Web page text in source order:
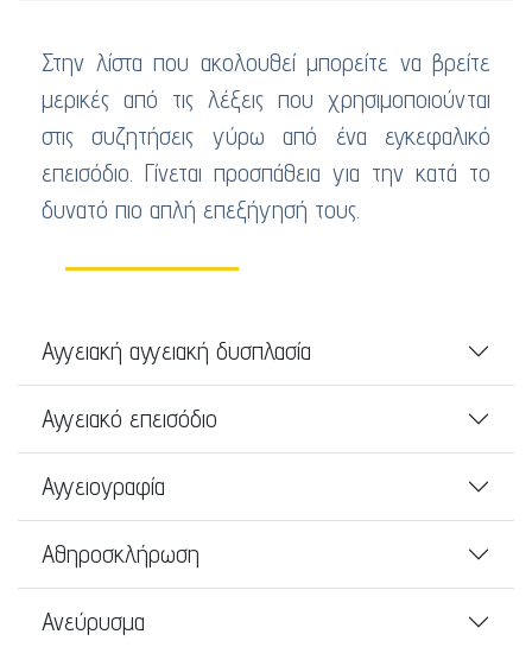
Στην λίστα που ακολουθεί μπορείτε να βρείτε
μερικές από τις λέξεις που χρησιμοποιούνται
στις συζητήσεις γύρω από ένα εγκεφαλικό
επεισόδιο. Γίνεται προσπάθεια για την κατά το
δυνατό πιο απλή επεξήγησή τους.
Αγγειακή αγγειακή δυσπλασία
Αγγειακό επεισόδιο
Αγγειογραφία
Αθηροσκλήρωση
Ανεύρυσμα